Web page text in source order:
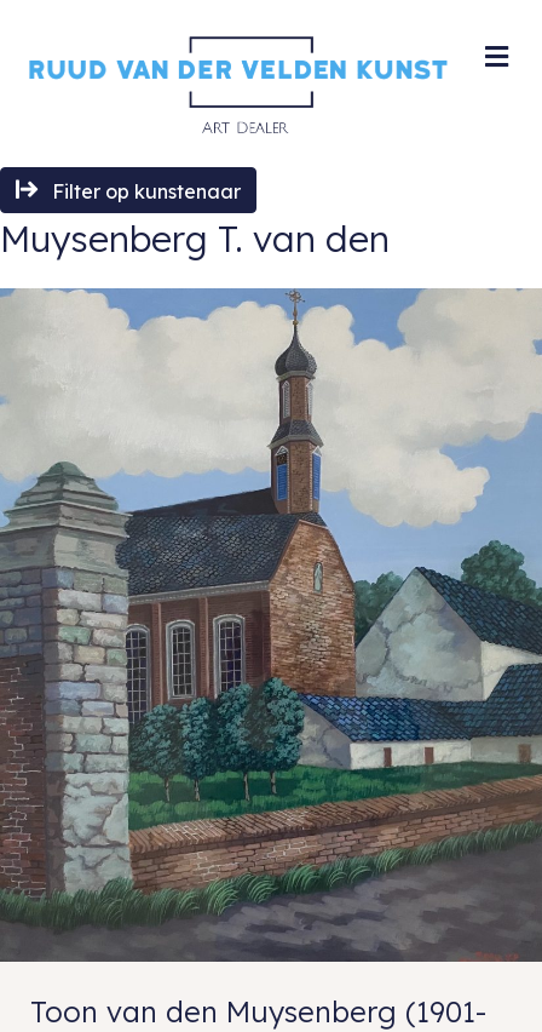
Filter op kunstenaar
Muysenberg T. van den
Toon van den Muysenberg (1901-